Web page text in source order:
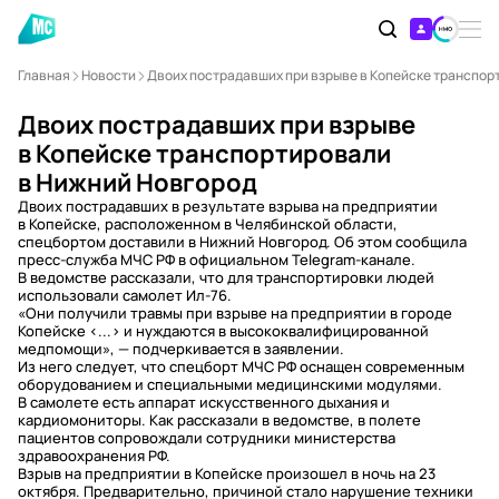
Главная Новости Двоих пострадавших при взрыве в Копейске
Двоих пострадавших при взрыве
в Копейске транспортировали
в Нижний Новгород
Двоих пострадавших в результате взрыва на предприятии
в Копейске, расположенном в Челябинской области,
спецбортом доставили в Нижний Новгород. Об этом сообщила
пресс-служба МЧС РФ в официальном Telegram-канале.
В ведомстве рассказали, что для транспортировки людей
использовали самолет Ил-76.
«Они получили травмы при взрыве на предприятии в городе
Копейске <...> и нуждаются в высококвалифицированной
медпомощи», — подчеркивается в заявлении.
Из него следует, что спецборт МЧС РФ оснащен современным
оборудованием и специальными медицинскими модулями.
В самолете есть аппарат искусственного дыхания и
кардиомониторы. Как рассказали в ведомстве, в полете
пациентов сопровождали сотрудники министерства
здравоохранения РФ.
Взрыв на предприятии в Копейске произошел в ночь на 23
октября. Предварительно, причиной стало нарушение техники